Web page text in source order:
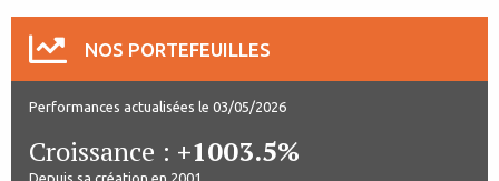
NOS PORTEFEUILLES
Performances actualisées le 03/05/2026
Croissance : +1003.5%
Depuis sa création en 2001